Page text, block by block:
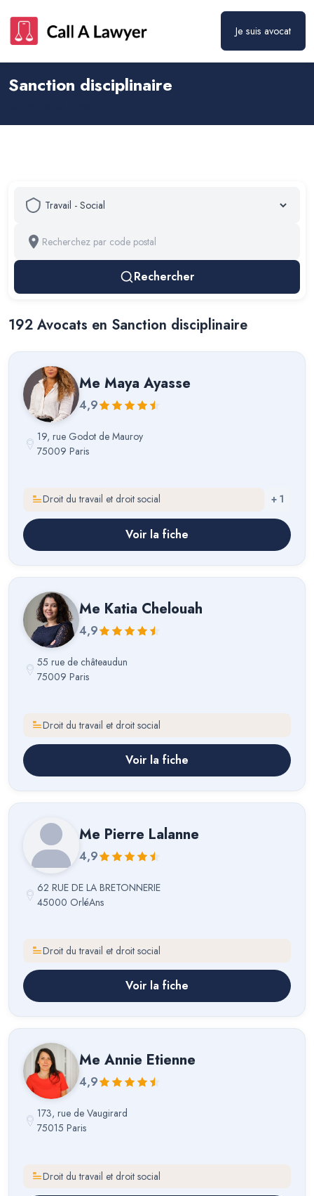
Je suis avocat
Sanction disciplinaire
Rechercher
192 Avocats en Sanction disciplinaire
Me Maya Ayasse
4,9
19, rue Godot de Mauroy
75009 Paris
Droit du travail et droit social + 1
Voir la fiche
Me Katia Chelouah
4,9
55 rue de châteaudun
75009 Paris
Droit du travail et droit social
Voir la fiche
Me Pierre Lalanne
4,9
62 RUE DE LA BRETONNERIE
45000 OrléAns
Droit du travail et droit social
Voir la fiche
Me Annie Etienne
4,9
173, rue de Vaugirard
75015 Paris
Droit du travail et droit social